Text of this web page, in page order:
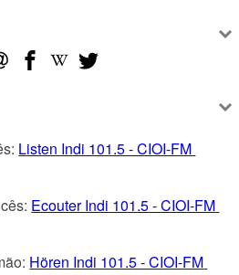
Listen Indi 101.5 - CIOI-FM
Ecouter Indi 101.5 - CIOI-FM
Hören Indi 101.5 - CIOI-FM